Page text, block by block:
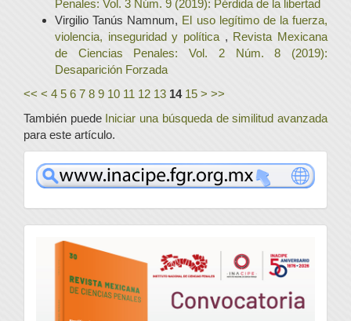
Penales: Vol. 3 Núm. 9 (2019): Pérdida de la libertad
Virgilio Tanús Namnum, El uso legítimo de la fuerza,
violencia, inseguridad y política , Revista Mexicana
de Ciencias Penales: Vol. 2 Núm. 8 (2019):
Desaparición Forzada
<< < 4 5 6 7 8 9 10 11 12 13 14 15 > >>
También puede Iniciar una búsqueda de similitud avanzada
para este artículo.
www
convocatoria